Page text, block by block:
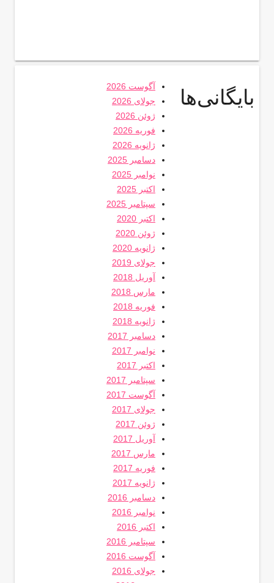
بایگانی‌ها
آگوست 2026
جولای 2026
ژوئن 2026
فوریه 2026
ژانویه 2026
دسامبر 2025
نوامبر 2025
اکتبر 2025
سپتامبر 2025
اکتبر 2020
ژوئن 2020
ژانویه 2020
جولای 2019
آوریل 2018
مارس 2018
فوریه 2018
ژانویه 2018
دسامبر 2017
نوامبر 2017
اکتبر 2017
سپتامبر 2017
آگوست 2017
جولای 2017
ژوئن 2017
آوریل 2017
مارس 2017
فوریه 2017
ژانویه 2017
دسامبر 2016
نوامبر 2016
اکتبر 2016
سپتامبر 2016
آگوست 2016
جولای 2016